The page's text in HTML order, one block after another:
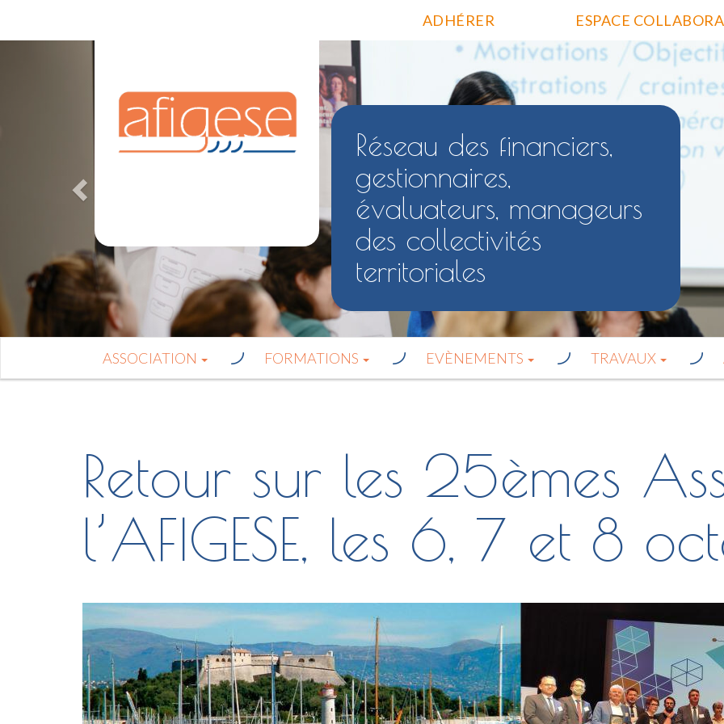
ESPACE
ADHÉRER
Réseau des financiers,
gestionnaires,
évaluateurs, manageurs
des collectivités
territoriales
ASSOCIATION FORMATIONS EVÈNEMENTS TRAVAUX
Retour sur les 25èmes
l’AFIGESE, les 6, 7 et 8